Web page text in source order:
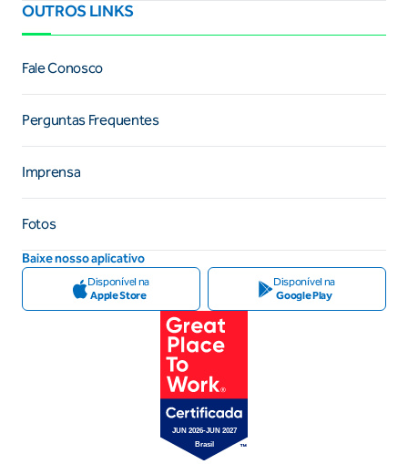
OUTROS LINKS
Fale Conosco
Perguntas Frequentes
Imprensa
Fotos
Baixe nosso aplicativo
Disponível na
Apple Store
Disponível na
Google Play